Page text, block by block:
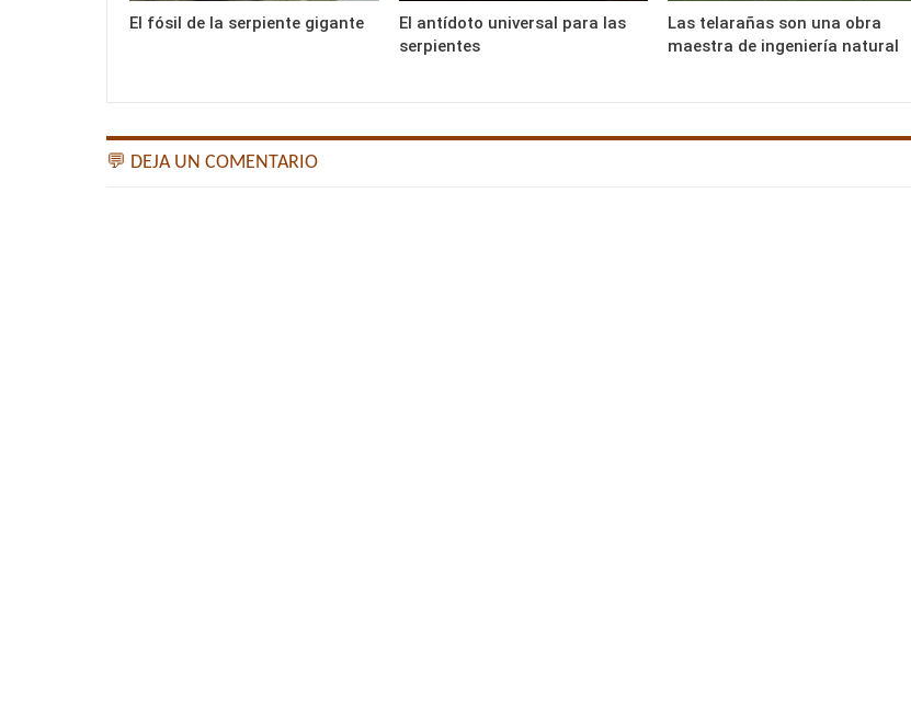
El fósil de la serpiente gigante
El antídoto universal para las
serpientes
Las telarañas son una obra
maestra de ingeniería natural
💬 DEJA UN COMENTARIO